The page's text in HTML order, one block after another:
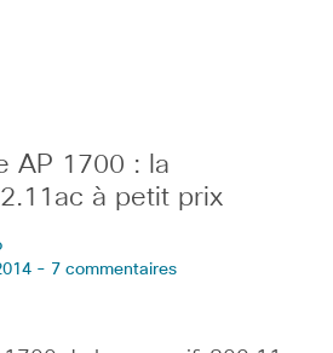
AP 1700 : la
à petit prix
- 7 commentaires